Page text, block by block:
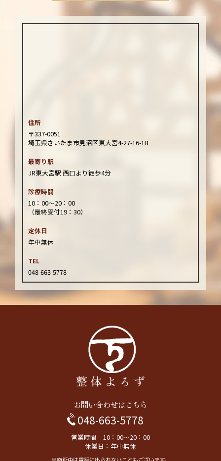
住所
〒337-0051
埼玉県さいたま市見沼区東大宮4-27-16-1B
最寄り駅
JR東大宮駅 西口より徒歩4分
診療時間
10：00～20：00
（最終受付19：30）
定休日
年中無休
TEL
048-663-5778
お問い合わせはこちら
048-663-5778
営業時間 10：00～20：00
休業日：年中無休
※施術中は電話に出られないこともございます。